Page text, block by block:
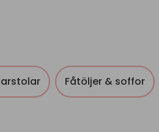
Fåtöljer & soffor